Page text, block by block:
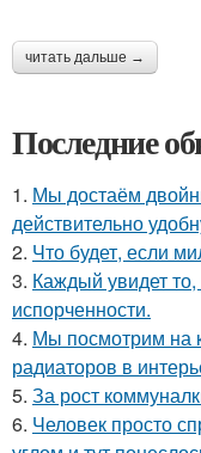
читать дальше →
Последние
1. Мы достаём
действительно
2. Что будет, если
3. Каждый увидет то,
испорченности.
4. Мы посмотрим на
радиаторов в
5. За рост
6. Человек просто